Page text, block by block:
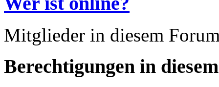
Mitglieder in diesem
Berechtigungen in